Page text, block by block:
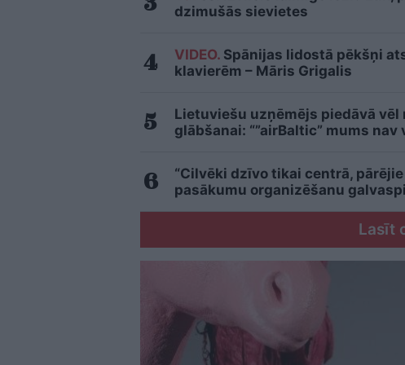
dzimušās sievietes
VIDEO. Spānijas lidostā pēkšņi
klavierēm – Māris Grigalis
Lietuviešu uzņēmējs piedāvā
glābšanai: “”airBaltic” mums
“Cilvēki dzīvo tikai centrā,
pasākumu organizēšanu
Lasīt